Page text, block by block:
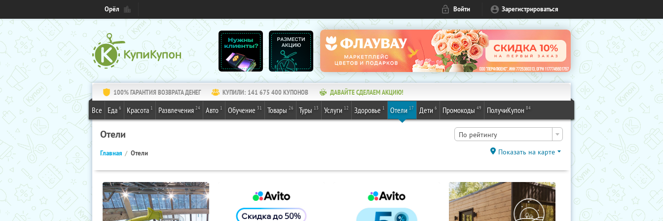
Орёл Войти Зарегистрироваться
100% ГАРАНТИЯ ВОЗВРАТА ДЕНЕГ КУПИЛИ: 141 675 400КУПОНОВ ДАВАЙТЕ СДЕЛАЕМ АКЦИЮ!
Все Еда 6 Красота 1 Развлечения 24 Авто 1 Обучение 31 Товары 26 Туры 13 Услуги 12 Здоровье 1 Отели 17 Дети 6 Промокоды 49 ПолучиКупон 84
Отели По рейтингу
Главная Отели Показать на карте